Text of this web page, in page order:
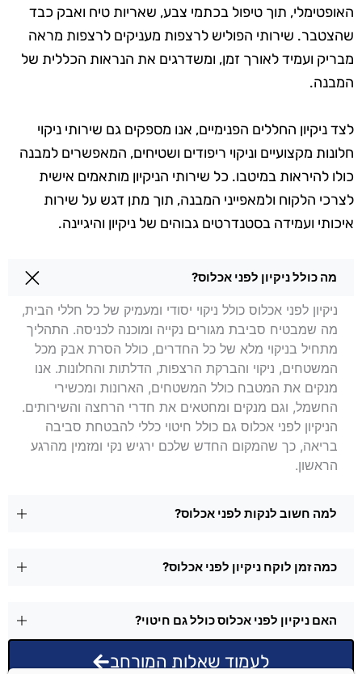
האופטימלי, תוך טיפול בכתמי צבע, שאריות טיח ואבק כבד
שהצטבר. שירותי הפוליש לרצפות מעניקים לרצפות מראה
מבריק ועמיד לאורך זמן, ומשדרגים את הנראות הכללית של
המבנה.
לצד ניקיון החללים הפנימיים, אנו מספקים גם שירותי ניקוי
חלונות מקצועיים וניקוי ריפודים ושטיחים, המאפשרים למבנה
כולו להיראות במיטבו. כל שירותי הניקיון מותאמים אישית
לצרכי הלקוח ולמאפייני המבנה, תוך מתן דגש על שירות
איכותי ועמידה בסטנדרטים גבוהים של ניקיון והיגיינה.
שאלות בנושא ניקיון לפני אכלוס בהרצליה
מה כולל ניקיון לפני אכלוס?
ניקיון לפני אכלוס כולל ניקוי יסודי ומעמיק של כל חללי הבית,
מה שמבטיח סביבת מגורים נקייה ומוכנה לכניסה. התהליך
מתחיל בניקוי מלא של כל החדרים, כולל הסרת אבק מכל
המשטחים, ניקוי והברקת הרצפות, הדלתות והחלונות. אנו
מנקים את המטבח כולל המשטחים, הארונות ומכשירי
החשמל, וגם מנקים ומחטאים את חדרי הרחצה והשירותים.
הניקיון לפני אכלוס גם כולל חיטוי כללי להבטחת סביבה
בריאה, כך שהמקום החדש שלכם ירגיש נקי ומזמין מהרגע
הראשון.
למה חשוב לנקות לפני אכלוס?
כמה זמן לוקח ניקיון לפני אכלוס?
האם ניקיון לפני אכלוס כולל גם חיטוי?
לעמוד שאלות המורחב